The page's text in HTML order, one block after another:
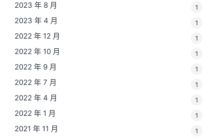
2023 年 8 月 1
2023 年 4 月 1
2022 年 12 月 1
2022 年 10 月 1
2022 年 9 月 1
2022 年 7 月 1
2022 年 4 月 1
2022 年 1 月 1
2021 年 11 月 1